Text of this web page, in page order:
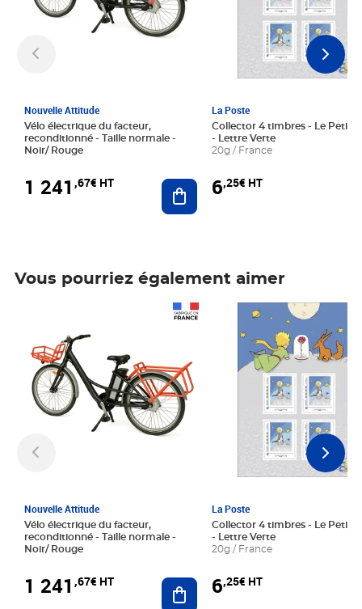
Nouvelle Attitude
Vélo électrique du facteur,
reconditionné - Taille normale -
Noir/ Rouge
1 241 ,67€ HT Ajouter au panier
La Poste
Collector 4 timbres - Le Petit
- Lettre Verte
20g / France
6,25€ HT
Vous pourriez également aimer
Nouvelle Attitude
Vélo électrique du facteur,
reconditionné - Taille normale -
Noir/ Rouge
1 241 ,67€ HT Ajouter au panier
La Poste
Collector 4 timbres - Le Petit
- Lettre Verte
20g / France
6,25€ HT
Prix 6,25€ HT